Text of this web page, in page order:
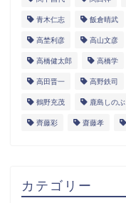
青木仁志 飯倉晴武
高埜利彦 高山文彦
高橋健太郎 高橋学
高田晋一 高野鉄司
鶴野充茂 鹿島しのぶ
齊藤彩 齋藤孝
カテゴリー